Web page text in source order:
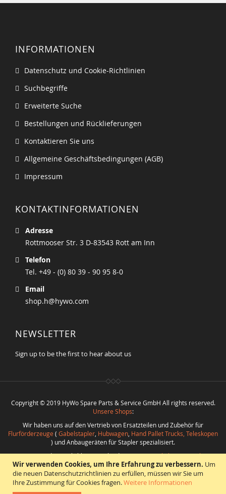
Wir verwenden Cookies, um Ihre Erfahrung zu verbessern. Um
die neuen Datenschutzrichtlinien zu erfüllen, müssen wir Sie um
Ihre Zustimmung für Cookies fragen.Weitere Informationen
INFORMATIONEN
Datenschutz und Cookie-Richtlinien
Suchbegriffe
Erweiterte Suche
Bestellungen und Rücklieferungen
Kontaktieren Sie uns
Allgemeine Geschäftsbedingungen (AGB)
Impressum
KONTAKTINFORMATIONEN
Adresse
Rottmooser Str. 3 D-83543 Rott am Inn
Telefon
Tel. +49 - (0) 80 39 - 90 95 8-0
Email
shop.h@hywo.com
NEWSLETTER
Sign up to be the first to hear about us
Copyright © 2019 HyWo Spare Parts & Service GmbH All rights reserved.
Unsere Shops:
Wir haben uns auf den Vertrieb von Ersatzteilen und Zubehör für
Flurförderzeuge ( Gabelstapler Hubwagen Hand Pallet Trucks, Teleskopen
) und Anbaugeräten für Stapler spezialisiert.
Nutzen Sie die Möglichkeit verschiedensteErsatzteile bester Qualität
beiHywo Parts & Service GmbHzu günstigen Konditionen aus einer Hand
zu beschaffen.
Realisierung:CMS*Beratung* Webdesign*Webhosting*SEO *